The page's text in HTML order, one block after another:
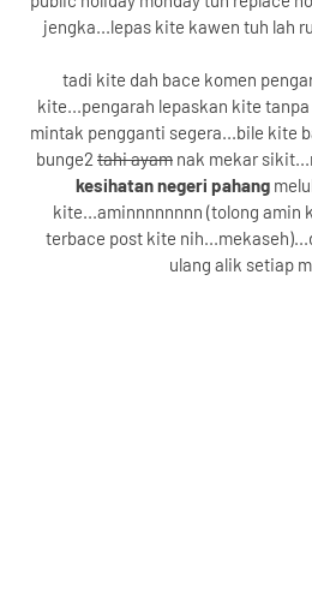
jengka...lepas kite kawen tuh lah
tadi kite dah bace komen
kite...pengarah lepaskan kite
mintak pengganti segera...bile kite
bunge2 tahi ayam nak mekar
kesihatan negeri pahang
kite...aminnnnnnnn (tolong amin
terbace post kite
ulang alik setiap